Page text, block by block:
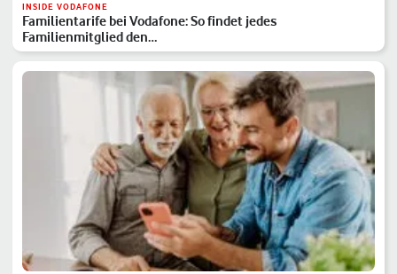
INSIDE VODAFONE
Familientarife bei Vodafone: So findet jedes
Familienmitglied den…